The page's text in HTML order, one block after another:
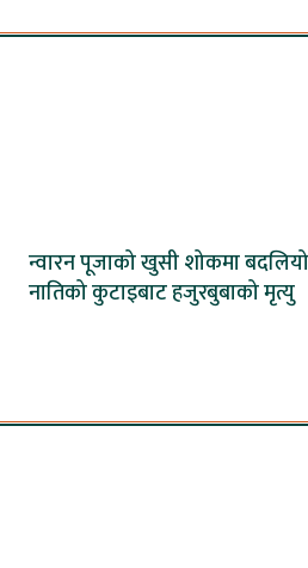
न्वारन पूजाको खुसी शोकमा
नातिको कुटाइबाट हजुरबुबाको मृत्यु